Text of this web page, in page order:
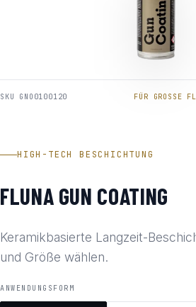
SKU GNO0100120 FÜR GROSSE
HIGH-TECH BESCHICHTUNG
FLUNA GUN COATING
Keramikbasierte Langzeit-
und Größe wählen.
ANWENDUNGSFORM